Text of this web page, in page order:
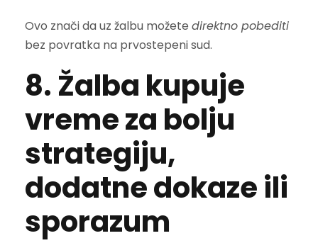
Ovo znači da uz žalbu možete direktno pobediti
bez povratka na prvostepeni sud.
8. Žalba kupuje
vreme za bolju
strategiju,
dodatne dokaze ili
sporazum